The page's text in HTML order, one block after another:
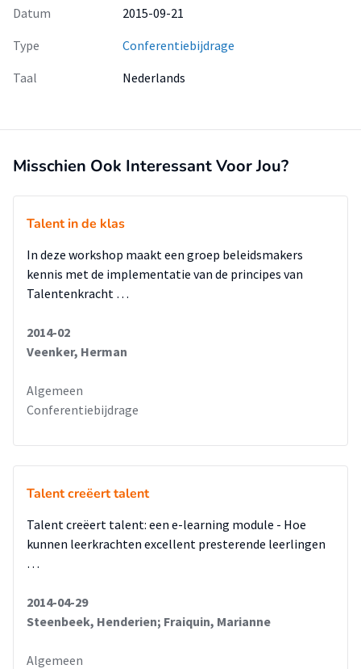
Datum
2015-09-21
Type
Conferentiebijdrage
Taal
Nederlands
Misschien Ook Interessant Voor Jou?
Talent in de klas
In deze workshop maakt een groep beleidsmakers
kennis met de implementatie van de principes van
Talentenkracht …
2014-02
Veenker, Herman
Algemeen
Conferentiebijdrage
Talent creëert talent
Talent creëert talent: een e-learning module - Hoe
kunnen leerkrachten excellent presterende leerlingen
…
2014-04-29
Steenbeek, Henderien; Fraiquin, Marianne
Algemeen